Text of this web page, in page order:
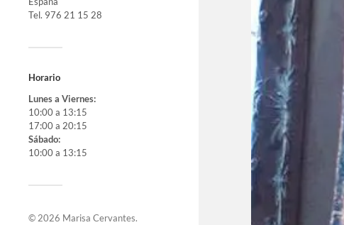
Tel. 976 21 15 28
Horario
Lunes a Viernes:
10:00 a 13:15
17:00 a 20:15
Sábado:
10:00 a 13:15
© 2026 Marisa Cervantes.